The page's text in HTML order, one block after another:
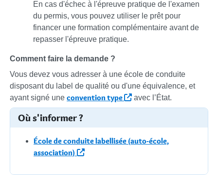
En cas d'échec à l'épreuve pratique de l'examen
du permis, vous pouvez utiliser le prêt pour
financer une formation complémentaire avant de
repasser l'épreuve pratique.
Comment faire la demande ?
Vous devez vous adresser à une école de conduite
disposant du label de qualité ou d'une équivalence, et
ayant signé une convention type avec l’État.
Où s'informer ?
École de conduite labellisée (auto-école,
association)